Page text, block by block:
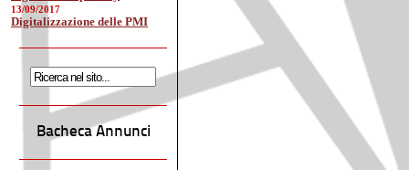
13/09/2017
Digitalizzazione delle PMI
Bacheca Annunci